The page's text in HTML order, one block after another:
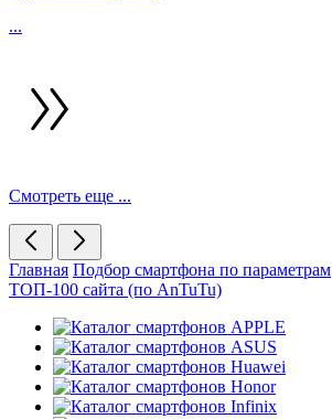
...
Смотреть еще ...
Главная Подбор смартфона по параметрам
ТОП-100 сайта (по AnTuTu)